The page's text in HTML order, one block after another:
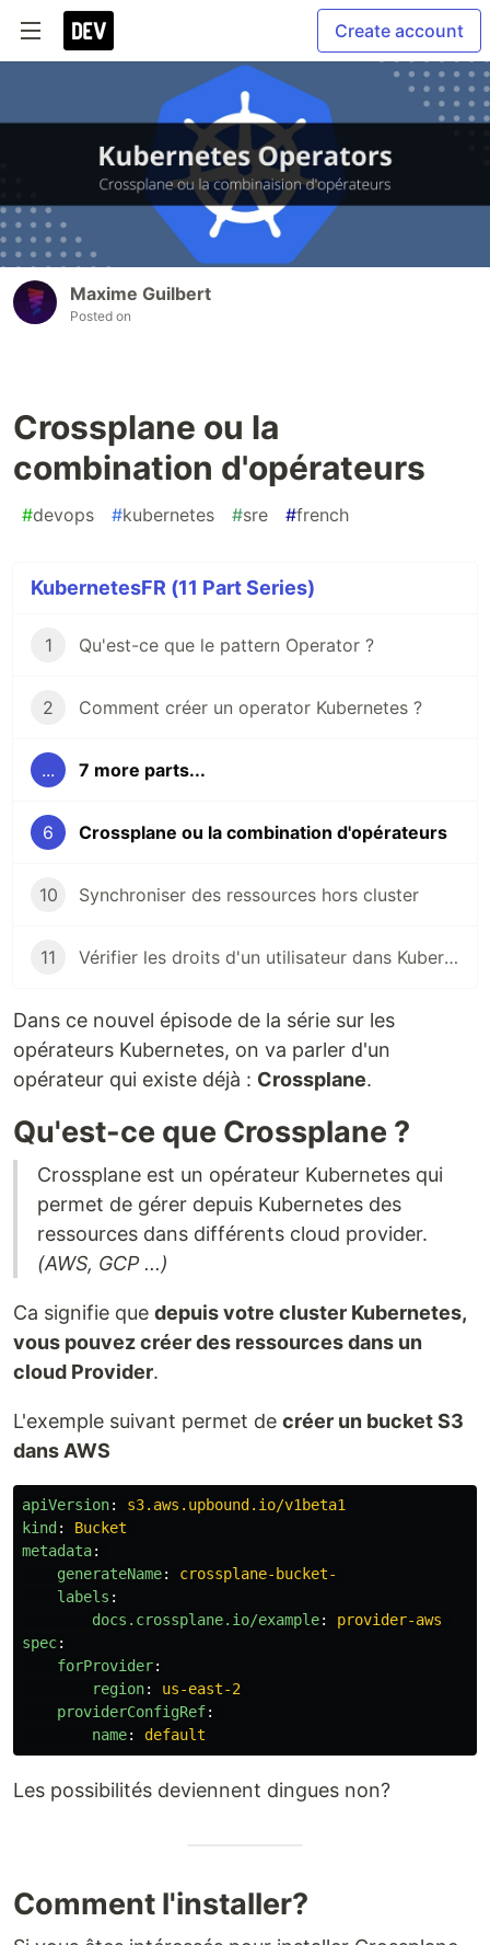
Create account
Maxime Guilbert
Posted on
Crossplane ou la
combination d'opérateurs
#devops #kubernetes #sre #french
KubernetesFR (11 Part Series)
1 Qu'est-ce que le pattern Operator ?
2 Comment créer un operator Kubernetes ?
... 7 more parts...
6 Crossplane ou la combination d'opérateurs
10 Synchroniser des ressources hors cluster
11 Vérifier les droits d'un utilisateur dans Kubernetes
Dans ce nouvel épisode de la série sur les
opérateurs Kubernetes, on va parler d'un
opérateur qui existe déjà : Crossplane.
Qu'est-ce que Crossplane ?
Crossplane est un opérateur Kubernetes qui
permet de gérer depuis Kubernetes des
ressources dans différents cloud provider.
(AWS, GCP ...)
Ca signifie que depuis votre cluster Kubernetes,
vous pouvez créer des ressources dans un
cloud Provider.
L'exemple suivant permet de créer un bucket S3
dans AWS
apiVersion:
s3.aws.upbound.io/v1beta1
kind :
Bucket
metadata:
generateName:
crossplane-bucket-
labels :
docs.crossplane.io/example:
provider-aws
spec:
forProvider:
region:
us-east-2
providerConfigRef:
name: default
Les possibilités deviennent dingues non?
Comment l'installer?